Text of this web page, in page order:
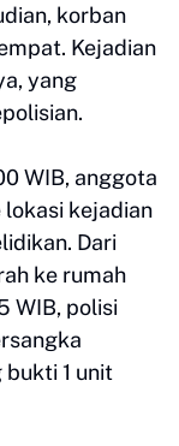
korban
Kejadian
yang
WIB, anggota
lokasi kejadian
Dari
ke rumah
WIB, polisi
bukti 1 unit